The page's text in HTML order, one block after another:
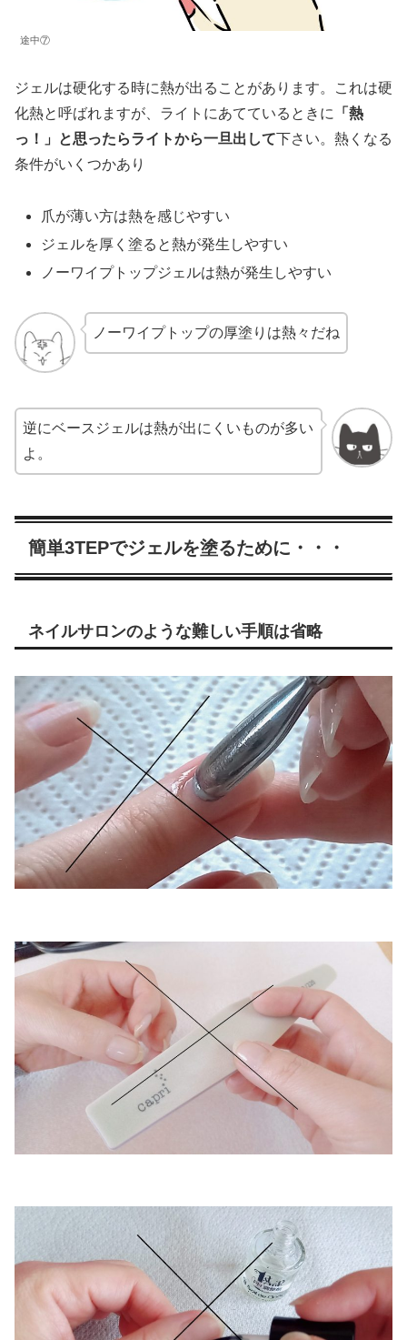
途中⑦
ジェルは硬化する時に熱が出ることがあります。これは硬
化熱と呼ばれますが、ライトにあてているときに
「熱
っ！」と思ったらライトから一旦出して下さい。熱くなる
条件がいくつかあり
爪が薄い方は熱を感じやすい
ジェルを厚く塗ると熱が発生しやすい
ノーワイプトップジェルは熱が発生しやすい
ノーワイプトップの厚塗りは熱々だね
逆にベースジェルは熱が出にくいものが多い
よ。
簡単3TEPでジェルを塗るために・・・
ネイルサロンのような難しい手順は省略